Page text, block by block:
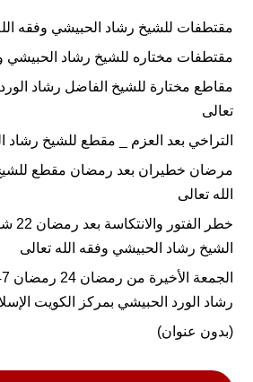
مقتطفات للشيخ رشاد الحبيشي وفقه
مقتطفات مختاره للشيخ رشاد الحبيشي
مقاطع مختارة للشيخ الفاضل رشاد
تعالى
التراخي بعد العزم _ مقطع للشيخ رشاد
مرضان خطيران بعد رمضان مقطع
الله تعالى
الشيخ رشاد الحبيشي وفقه الله تعالى
رشاد الورد الحبيشي بمركز الكويت
(بدون عنوان)